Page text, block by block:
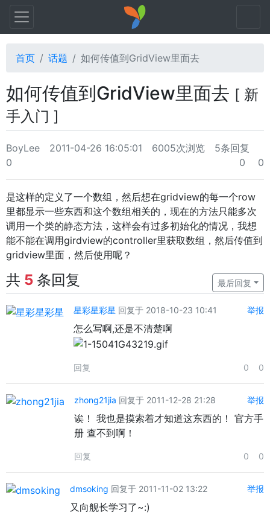
首页 话题 如何传值到GridView里面去
如何传值到GridView里面去 [ 新
手入门 ]
BoyLee 2011-04-26 16:05:01 6005次浏览
5条回复
0
0 0
是这样的定义了一个数组，然后想在gridview的每一个row
里都显示一些东西和这个数组相关的，现在的方法只能多次
调用一个类的静态方法，这样会有过多初始化的情况，我想
能不能在调用girdview的controller里获取数组，然后传值到
gridview里面，然后使用呢？
共 5 条回复 最后回复
星彩星彩星 回复于 2018-10-23 10:41 举报
怎么写啊,还是不清楚啊
回复 0 0
zhong21jia 回复于 2011-12-28 21:28 举报
诶！ 我也是摸索着才知道这东西的！ 官方手
册 查不到啊！
回复 0 0
dmsoking 回复于 2011-11-02 13:22 举报
又向舰长学习了~:)